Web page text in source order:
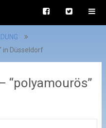
in Düsseldorf
“polyamourös”